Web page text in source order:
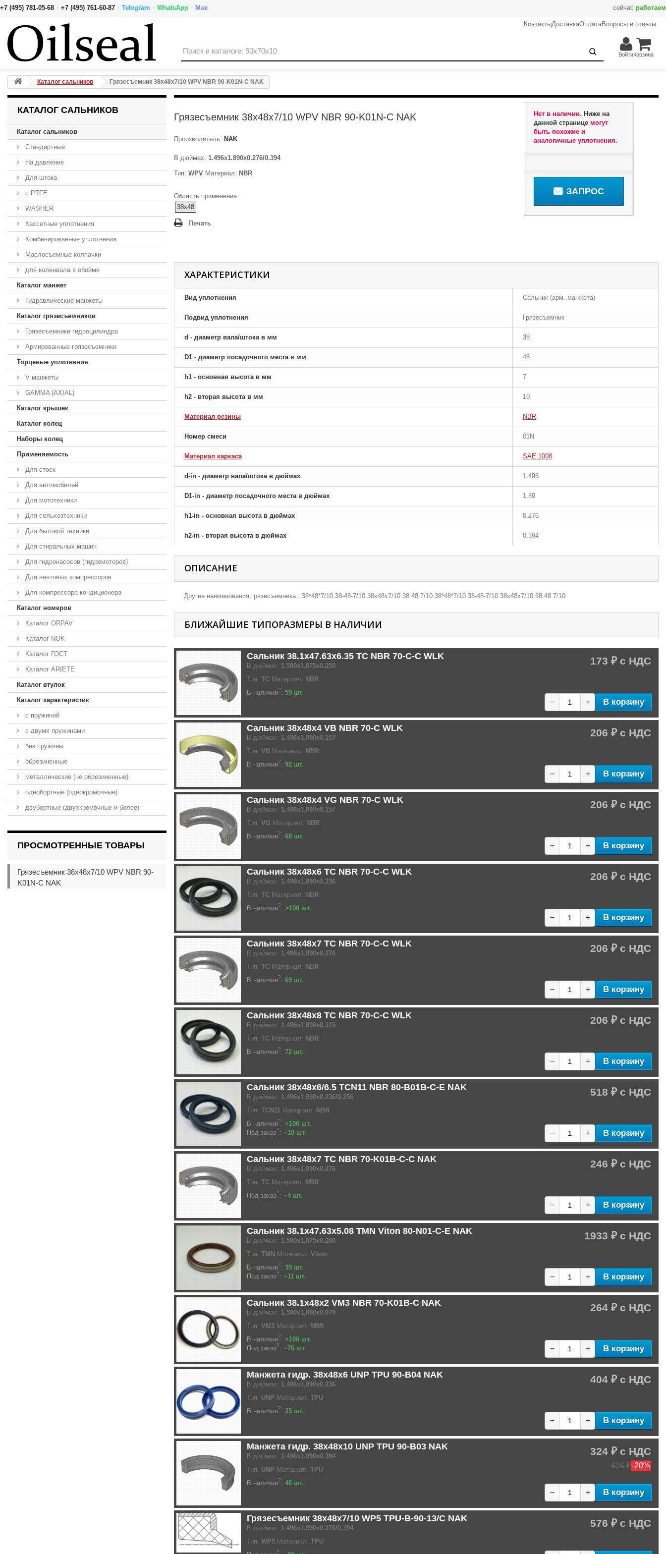
+7 (495) 781-05-68 · +7 (495) 761-60-87 · Telegram · WhatsApp · Max сейчас работаем
КонтактыДоставкаОплатаВопросы и ответы
ВойтиКорзина
Каталог сальников Грязесъемник 38x48x7/10 WPV NBR 90-K01N-C NAK
КАТАЛОГ САЛЬНИКОВ
Каталог сальников
Стандартные
На давление
Для штока
с PTFE
WASHER
Кассетные уплотнения
Комбинированные уплотнения
Маслосъемные колпачки
для коленвала в обойме
Каталог манжет
Гидравлические манжеты
Каталог грязесъемников
Грязесъемники гидроцилиндра
Армированные грязесъемники
Торцевые уплотнения
V манжеты
GAMMA (AXIAL)
Каталог крышек
Каталог колец
Наборы колец
Применяемость
Для стоек
Для автомобилей
Для мототехники
Для сельхозтехники
Для бытовой техники
Для стиральных машин
Для гидронасосов (гидромоторов)
Для винтовых компрессоров
Для компрессора кондиционера
Каталог номеров
Каталог ORPAV
Каталог NOK
Каталог ГОСТ
Каталог ARIETE
Каталог втулок
Каталог характеристик
с пружиной
с двумя пружинами
без пружины
обрезиненные
металлические (не обрезиненные)
однобортные (однокромочные)
двубортные (двухкромочные и более)
ПРОСМОТРЕННЫЕ ТОВАРЫ
Грязесъемник 38x48x7/10 WPV NBR 90-
K01N-C NAK
Грязесъемник 38x48x7/10 WPV NBR 90-K01N-C NAK
Производитель: NAK
В дюймах: 1.496x1.890x0.276/0.394
Тип: WPV Материал: NBR
Область применения:
38x48
Печать
Нет в наличии. Ниже на
данной страницемогут
быть похожие и
аналогичные уплотнения.
ЗАПРОС
Грязесъемник 38x48x7/10 WPV NBR 90-K01N-C NAK Запрос
ХАРАКТЕРИСТИКИ
Вид уплотнения Сальник (арм. манжета)
Подвид уплотнения Грязесъемник
d - диаметр вала/штока в мм 38
D1 - диаметр посадочного места в мм 48
h1 - основная высота в мм 7
h2 - вторая высота в мм 10
Материал резины NBR
Номер смеси 01N
Материал каркаса SAE 1008
d-in - диаметр вала/штока в дюймах 1.496
D1-in - диаметр посадочного места в дюймах 1.89
h1-in - основная высота в дюймах 0.276
h2-in - вторая высота в дюймах 0.394
ОПИСАНИЕ
Другие наименования грязесъемника : 38*48*7/10 38-48-7/10 38х48х7/10 38 48 7/10 38*48*7/10 38-48-7/10 38х48х7/10 38 48 7/10
БЛИЖАЙШИЕ ТИПОРАЗМЕРЫ В НАЛИЧИИ
Сальник 38.1x47.63x6.35 TC NBR 70-C-C WLK
В дюймах: 1.500x1.875x0.250
Тип: TC Материал: NBR
В наличии?: 59 шт.
173 ₽
− + В корзину
Сальник 38x48x4 VB NBR 70-C WLK
В дюймах: 1.496x1.890x0.157
Тип: VB Материал: NBR
В наличии?: 92 шт.
206 ₽
− + В корзину
Сальник 38x48x4 VG NBR 70-C WLK
В дюймах: 1.496x1.890x0.157
Тип: VG Материал: NBR
В наличии?: 68 шт.
206 ₽
− + В корзину
Сальник 38x48x6 TC NBR 70-C-C WLK
В дюймах: 1.496x1.890x0.236
Тип: TC Материал: NBR
В наличии?: >100 шт.
206 ₽
− + В корзину
Сальник 38x48x7 TC NBR 70-C-C WLK
В дюймах: 1.496x1.890x0.276
Тип: TC Материал: NBR
В наличии?: 69 шт.
206 ₽
− + В корзину
Сальник 38x48x8 TC NBR 70-C-C WLK
В дюймах: 1.496x1.890x0.315
Тип: TC Материал: NBR
В наличии?: 72 шт.
206 ₽
− + В корзину
Сальник 38x48x6/6.5 TCN11 NBR 80-B01B-C-E NAK
В дюймах: 1.496x1.890x0.236/0.256
Тип: TCN11 Материал: NBR
В наличии?: >100 шт.
Под заказ?: ~10 шт.
518 ₽
− + В корзину
Сальник 38x48x7 TC NBR 70-K01B-C-C NAK
В дюймах: 1.496x1.890x0.276
Тип: TC Материал: NBR
Под заказ?: ~4 шт.
246 ₽
− + В корзину
Сальник 38.1x47.63x5.08 TMN Viton 80-N01-C-E NAK
В дюймах: 1.500x1.875x0.200
Тип: TMN Материал: Viton
В наличии?: 39 шт.
Под заказ?: ~11 шт.
1933 ₽
− + В корзину
Сальник 38.1x48x2 VM3 NBR 70-K01B-C NAK
В дюймах: 1.500x1.890x0.079
Тип: VM3 Материал: NBR
В наличии?: >100 шт.
Под заказ?: ~76 шт.
264 ₽
− + В корзину
Манжета гидр. 38x48x6 UNP TPU 90-B04 NAK
В дюймах: 1.496x1.890x0.236
Тип: UNP Материал: TPU
В наличии?: 35 шт.
404 ₽
− + В корзину
Манжета гидр. 38x48x10 UNP TPU 90-B03 NAK
В дюймах: 1.496x1.890x0.394
Тип: UNP Материал: TPU
В наличии?: 40 шт.
324 ₽
404 ₽-20%
− + В корзину
Грязесъемник 38x48x7/10 WP5 TPU-B-90-13/C NAK
В дюймах: 1.496x1.890x0.276/0.394
Тип: WP5 Материал: TPU
?
576 ₽